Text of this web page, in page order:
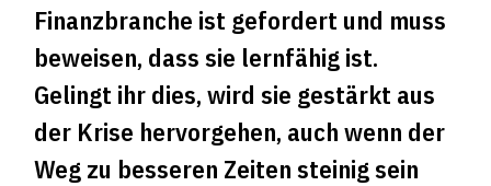
Finanzbranche ist gefordert und muss
beweisen, dass sie lernfähig ist.
Gelingt ihr dies, wird sie gestärkt aus
der Krise hervorgehen, auch wenn der
Weg zu besseren Zeiten steinig sein